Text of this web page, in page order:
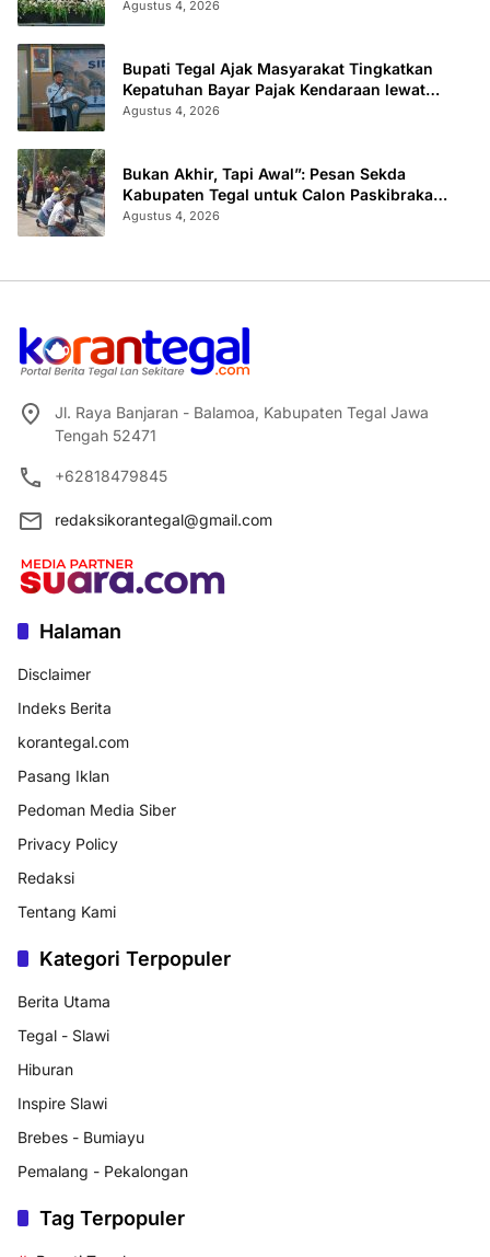
Administrasi
Agustus 4, 2026
Bupati Tegal Ajak Masyarakat Tingkatkan
Kepatuhan Bayar Pajak Kendaraan lewat
“TULUS NGOPENI”
Agustus 4, 2026
Bukan Akhir, Tapi Awal”: Pesan Sekda
Kabupaten Tegal untuk Calon Paskibraka
2026
Agustus 4, 2026
Jl. Raya Banjaran - Balamoa, Kabupaten Tegal Jawa
Tengah 52471
+62818479845
redaksikorantegal@gmail.com
Halaman
Disclaimer
Indeks Berita
korantegal.com
Pasang Iklan
Pedoman Media Siber
Privacy Policy
Redaksi
Tentang Kami
Kategori Terpopuler
Berita Utama
Tegal - Slawi
Hiburan
Inspire Slawi
Brebes - Bumiayu
Pemalang - Pekalongan
Tag Terpopuler